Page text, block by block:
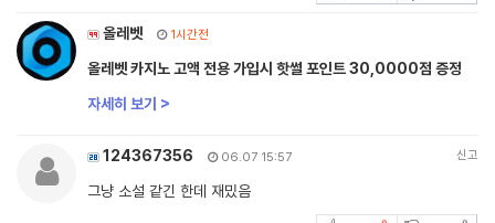
올레벳 1시간전
올레벳 카지노 고액 전용 가입시 핫썰 포인트 30,0000점 증정
자세히 보기 >
124367356 06.07 15:57 신고
그냥 소설 같긴 한데 재밌음